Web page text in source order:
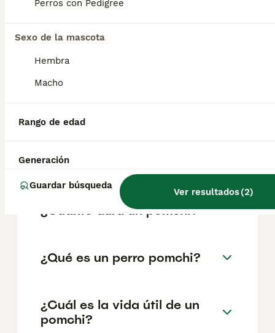
Perros con Pedigree
Sexo de la mascota
Hembra
Macho
Rango de edad
Generación
Guardar búsqueda
Ver resultados(2)
Preguntas frecuentes
¿Cuánto cuesta un cachorro
El coste medio de un cachorro de Pomchi en
España es de aproximadamente 363€,
factores como el pedigrí, la reputación del
criador y la ubicación.
¿Cuánto dura un pomchi?
¿Qué es un perro pomchi?
¿Cuál es la vida útil de un
pomchi?